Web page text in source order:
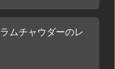
ムチャウダーのレ